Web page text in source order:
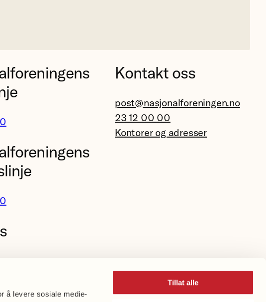
å levere sosiale medie-
Tillat alle
Kontakt oss
post@nasjonalforeningen.no
23 12 00 00
Kontorer og adresser